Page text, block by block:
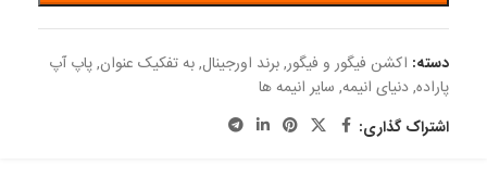
دسته: اکشن فیگور و فیگور,برند اورجینال,به تفکیک عنوان,پاپ آپ
پاراده,دنیای انیمه, سایر انیمه ها
اشتراک گذاری: